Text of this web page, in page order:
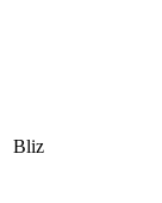
Bliz